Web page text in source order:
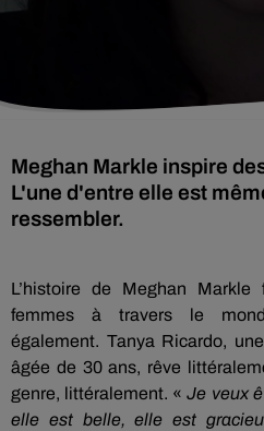
Meghan Markle inspire
L'une d'entre elle est
ressembler.
L’histoire de Meghan
femmes à travers le
également. Tanya Ricardo,
âgée de 30 ans, rêve
genre, littéralement. «Je veux
elle est belle, elle est